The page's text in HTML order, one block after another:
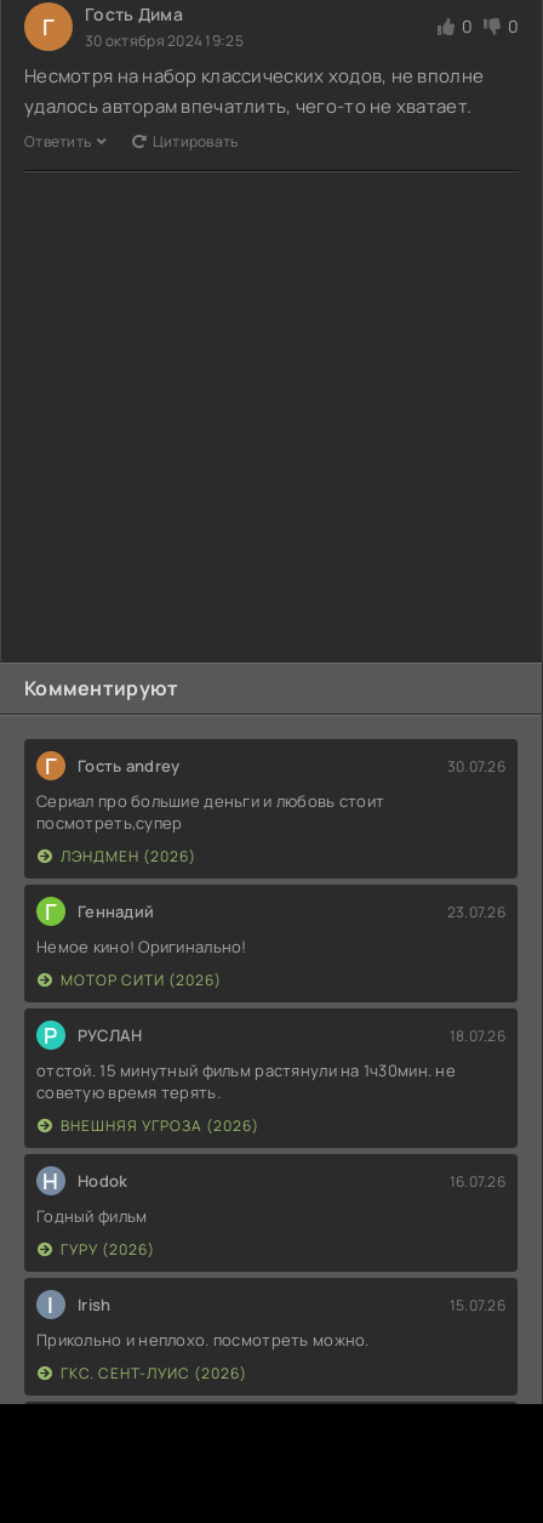
Комментируют
Г Гость andrey 30.07.26
Сериал про большие деньги и любовь стоит
посмотреть,супер
ЛЭНДМЕН (2026)
Г Геннадий 23.07.26
Немое кино! Оригинально!
МОТОР СИТИ (2026)
Р РУСЛАН 18.07.26
отстой. 15 минутный фильм растянули на 1ч30мин. не
советую время терять.
ВНЕШНЯЯ УГРОЗА (2026)
H Hodok 16.07.26
Годный фильм
ГУРУ (2026)
I Irish 15.07.26
Прикольно и неплохо. посмотреть можно.
ГКС. СЕНТ-ЛУИС (2026)
Г Гость Дима
30 октября 2024 19:25
0 0
Несмотря на набор классических ходов, не вполне
удалось авторам впечатлить, чего-то не хватает.
Ответить Цитировать